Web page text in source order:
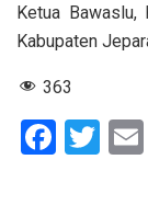
Ketua
Kabupaten
363
F
T